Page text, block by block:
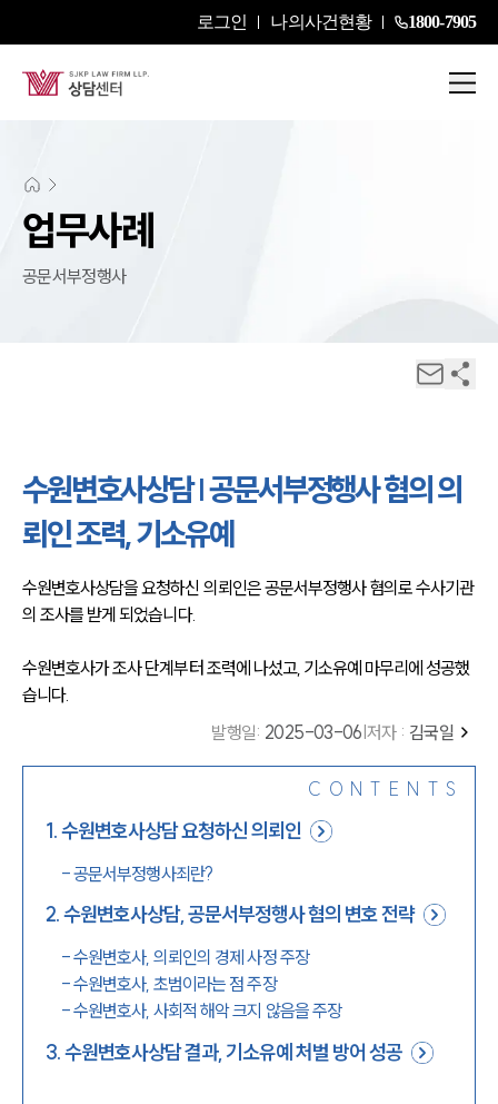
로그인 나의사건현황 1800-7905
업무사례
공문서부정행사
수원변호사상담 | 공문서부정행사 혐의 의
뢰인 조력, 기소유예
수원변호사상담을 요청하신 의뢰인은 공문서부정행사 혐의로 수사기관
의 조사를 받게 되었습니다.
수원변호사가 조사 단계부터 조력에 나섰고, 기소유예 마무리에 성공했
습니다.
발행일: 2025-03-06 |저자 : 김국일
CONTENTS
1.수원변호사상담 요청하신 의뢰인
-공문서부정행사죄란?
2.수원변호사상담, 공문서부정행사 혐의 변호 전략
-수원변호사, 의뢰인의 경제 사정 주장
-수원변호사, 초범이라는 점 주장
-수원변호사, 사회적 해악 크지 않음을 주장
3.수원변호사상담 결과, 기소유예 처벌 방어 성공